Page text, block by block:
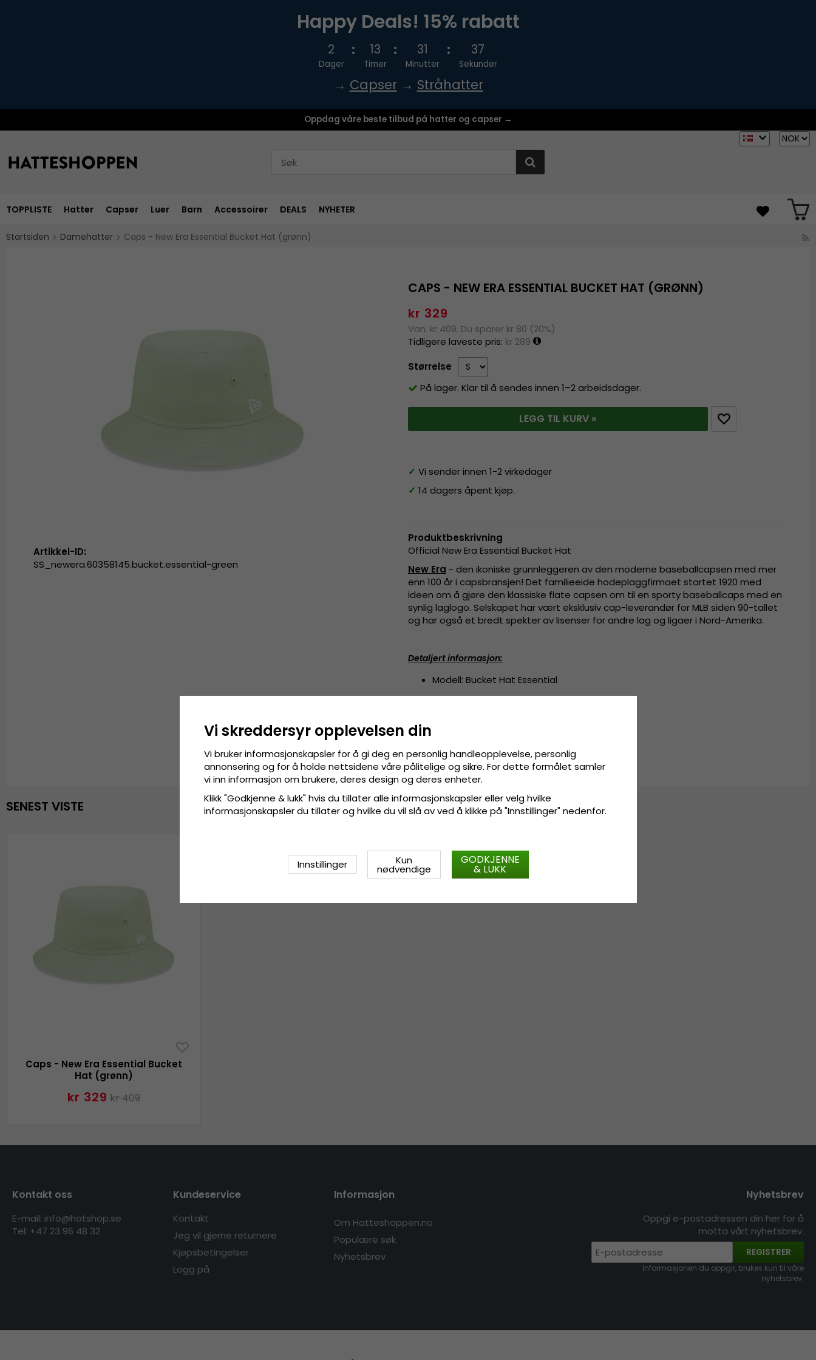
Happy Deals! 15% rabatt
2
Dager
13
Timer
31
Minutter
36
Sekunder
→ Capser→ Stråhatter
Oppdag våre beste tilbud på hatter og capser →
TOPPLISTE Hatter Capser Luer Barn Accessoirer DEALS NYHETER
Startsiden Damehatter Caps - New Era Essential Bucket Hat (grønn)
CAPS - NEW ERA ESSENTIAL BUCKET HAT (GRØNN)
kr 329
Van. kr 409. Du sparer kr 80 (20%)
Tidligere laveste pris: kr 289
Størrelse
På lager. Klar til å sendes innen 1–2 arbeidsdager.
LEGG TIL KURV »
✓ Vi sender innen 1-2 virkedager
✓ 14 dagers åpent kjøp.
Produktbeskrivning
Official New Era Essential Bucket Hat
New Era - den ikoniske grunnleggeren av den moderne baseballcapsen med mer
enn 100 år i capsbransjen! Det familieeide hodeplaggfirmaet startet 1920 med
ideen om å gjøre den klassiske flate capsen om til en sporty baseballcaps med en
synlig laglogo. Selskapet har vært eksklusiv cap-leverandør for MLB siden 90-tallet
og har også et bredt spekter av lisenser for andre lag og ligaer i Nord-Amerika.
Detaljert informasjon:
Modell: Bucket Hat Essential
Artikkel-ID:
SS_newera.60358145.bucket.essential-green
SENEST VISTE
Caps - New Era Essential Bucket
Hat (grønn)
kr 329 kr 409
Kontakt oss
E-mail: info@hatshop.se
Tel: +47 23 96 48 32
Kundeservice
Kontakt
Jeg vil gjerne returnere
Kjøpsbetingelser
Logg på
Informasjon
Om Hatteshoppen.no
Populære søk
Nyhetsbrev
Nyhetsbrev
Oppgi e-postadressen din her for å
motta vårt nyhetsbrev.
REGISTRER
Informasjonen du oppgir, brukes kun til våre
nyhetsbrev.
Vi skreddersyr opplevelsen din
Vi bruker informasjonskapsler for å gi deg en personlig handleopplevelse, personlig
annonsering og for å holde nettsidene våre pålitelige og sikre. For dette formålet samler
vi inn informasjon om brukere, deres design og deres enheter.
Klikk "Godkjenne & lukk" hvis du tillater alle informasjonskapsler eller velg hvilke
informasjonskapsler du tillater og hvilke du vil slå av ved å klikke på "Innstillinger" nedenfor.
Innstillinger Kun
nødvendige
GODKJENNE
& LUKK